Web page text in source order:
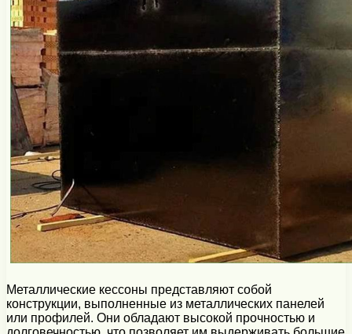
Металлические кессоны представляют собой
конструкции, выполненные из металлических панелей
или профилей. Они обладают высокой прочностью и